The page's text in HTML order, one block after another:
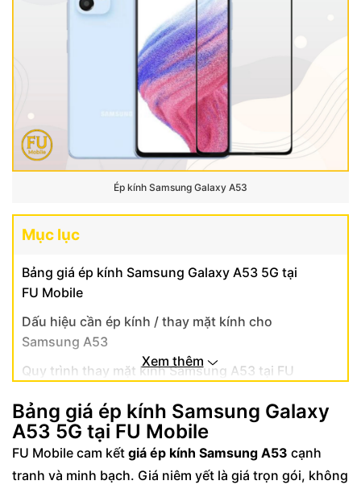
Ép kính Samsung Galaxy A53
Mục lục
Bảng giá ép kính Samsung Galaxy A53 5G tại
FU Mobile
Dấu hiệu cần ép kính / thay mặt kính cho
Samsung A53
Quy trình thay mặt kính Samsung A53 tại FU
FAQ - Câu hỏi thường gặp khi vỡ màn hình
Samsung A53
Xem thêm
Bảng giá ép kính Samsung Galaxy
A53 5G tại FU Mobile
FU Mobile cam kết giá ép kính Samsung A53 cạnh
tranh và minh bạch. Giá niêm yết là giá trọn gói, không